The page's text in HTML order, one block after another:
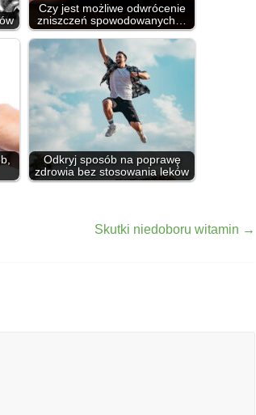
Czy jest możliwe odwrócenie
zniszczeń spowodowanych…
Odkryj sposób na poprawę
zdrowia bez stosowania leków
Skutki niedoboru witamin →